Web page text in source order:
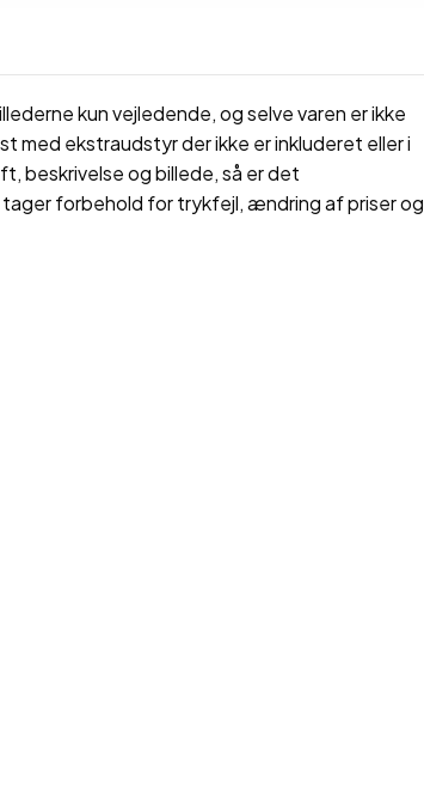
kun vejledende, og selve varen er ikke
med ekstraudstyr der ikke er inkluderet eller i
beskrivelse og billede, så er det
forbehold for trykfejl, ændring af priser og